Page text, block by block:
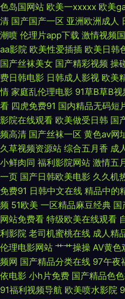
原来神马影视免费观看 国产69熟
桃 国产推油在线观看 欧美一区二
久久激五视频网站 少卡电影网站
韩精品在线观看 亚洲一级免费视
线 日韩午夜顶级在线观看 中文激
寞伦理 操人软件 日产亚洲一区二
四虎影院免费观看 91n视频在线
区蜜桃 电影片库免费大全 麻花豆
碰碰热精品 韩国av网址网站 日本
品理 欧美大肥婆 午夜老司机视频
色岛国网站 欧美一xxxxx 欧美
清 国产国产一区 亚洲欧洲成人
潮喷 伦理片app下载 激情视频
aa影院 欧美性爱插插 欧美日韩
国产丝袜美女 国产精彩视频 操
费日韩电影 日韩成人影视 欧美
情 家庭乱伦理电影 91草B草B视
看 四虎免费91 国内精品无码短
影院在线观看 欧美做受日韩 国
频高清 国产丝袜一区 黄色av网
久草视频资源站 综合五月香 成
小鲜肉同 福利影院网站 激情五
一页 国产日韩欧美电影 久久机
免费91 日韩中文在线 精品中的
频 51欧美 一区精品麻豆经典 国
网站免费看 特级欧美在线观看
利影院 老司机蜜桃在线 成人精
伦理电影网站 艹艹操操 AV黄色
频网 国产精品分类在线 97午夜
依电影 小h片免费 国产精品色
91福利视频导航 欧美喷水影院